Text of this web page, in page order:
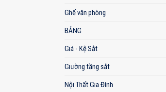
Ghế văn phòng
BẢNG
Giá - Kệ Sắt
Giường tầng sắt
Nội Thất Gia Đình